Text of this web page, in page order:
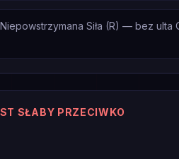
Siła (R) — bez ulta
SŁABY PRZECIWKO